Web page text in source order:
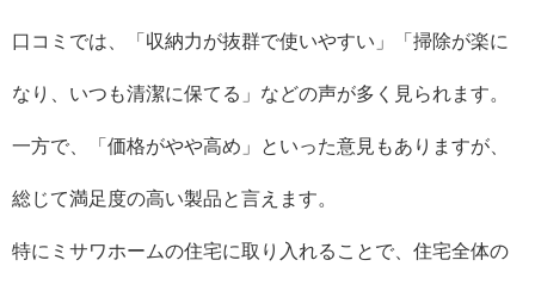
口コミでは、「収納力が抜群で使いやすい」「掃除が楽に
なり、いつも清潔に保てる」などの声が多く見られます。
一方で、「価格がやや高め」といった意見もありますが、
総じて満足度の高い製品と言えます。
特にミサワホームの住宅に取り入れることで、住宅全体の